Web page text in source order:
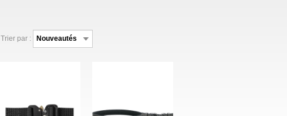
Trier par :